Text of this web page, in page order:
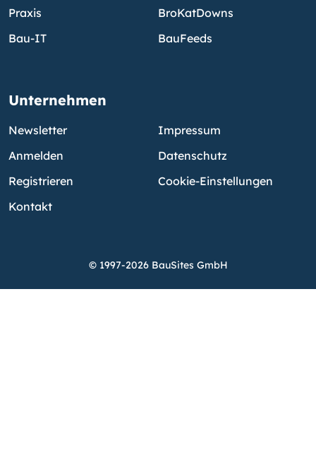
Praxis
Bau-IT
BroKatDowns
BauFeeds
Unternehmen
Newsletter
Anmelden
Registrieren
Kontakt
Impressum
Datenschutz
Cookie-Einstellungen
© 1997-2026 BauSites GmbH